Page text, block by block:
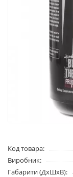
Код товара:
Виробник:
Габарити (ДхШхВ):